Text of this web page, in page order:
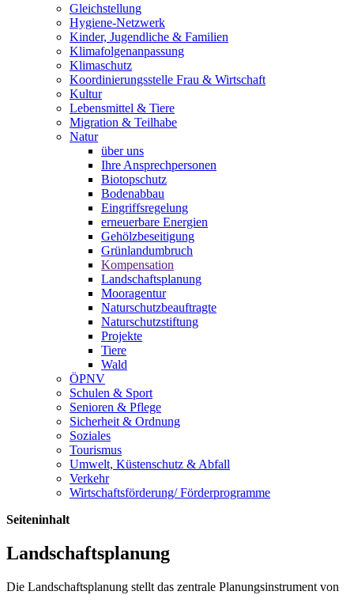
Gleichstellung
Hygiene-Netzwerk
Kinder, Jugendliche & Familien
Klimafolgenanpassung
Klimaschutz
Koordinierungsstelle Frau & Wirtschaft
Kultur
Lebensmittel & Tiere
Migration & Teilhabe
Natur
über uns
Ihre Ansprechpersonen
Biotopschutz
Bodenabbau
Eingriffsregelung
erneuerbare Energien
Gehölzbeseitigung
Grünlandumbruch
Kompensation
Landschaftsplanung
Mooragentur
Naturschutzbeauftragte
Naturschutzstiftung
Projekte
Tiere
Wald
ÖPNV
Schulen & Sport
Senioren & Pflege
Sicherheit & Ordnung
Soziales
Tourismus
Umwelt, Küstenschutz & Abfall
Verkehr
Wirtschaftsförderung/ Förderprogramme
Seiteninhalt
Landschaftsplanung
Die Landschaftsplanung stellt das zentrale Planungsinstrument von